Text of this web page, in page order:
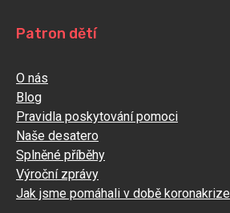
Patron dětí
O nás
Blog
Pravidla poskytování pomoci
Naše desatero
Splněné příběhy
Výroční zprávy
Jak jsme pomáhali v době koronakrize